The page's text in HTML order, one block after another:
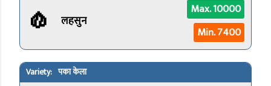
🧄 लहसुन
Max. 10000
Min. 7400
पका केला